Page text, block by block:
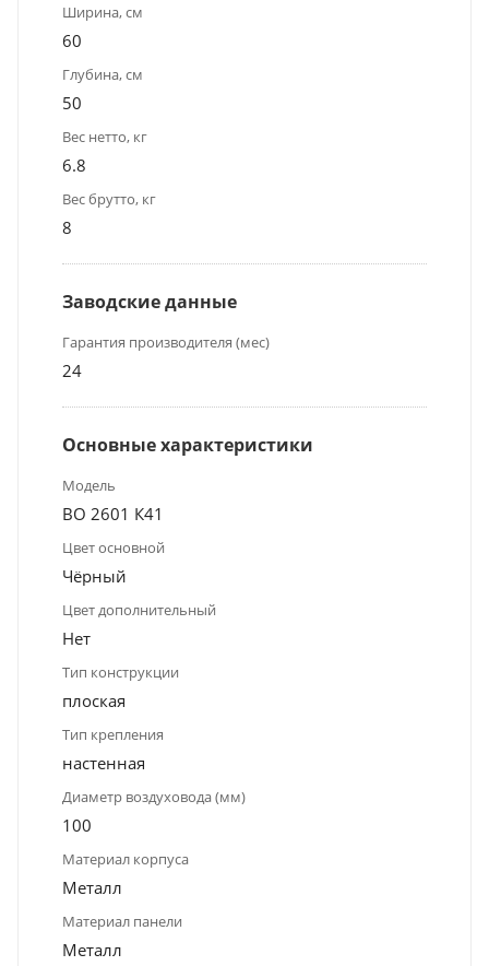
Ширина, см
60
Глубина, см
50
Вес нетто, кг
6.8
Вес брутто, кг
8
Заводские данные
Гарантия производителя (мес)
24
Основные характеристики
Модель
ВО 2601 К41
Цвет основной
Чёрный
Цвет дополнительный
Нет
Тип конструкции
плоская
Тип крепления
настенная
Диаметр воздуховода (мм)
100
Материал корпуса
Металл
Материал панели
Металл